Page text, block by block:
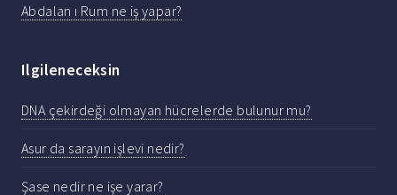
Abdalan ı Rum ne iş yapar?
Ilgileneceksin
DNA çekirdeği olmayan hücrelerde bulunur mu?
Asur da sarayın işlevi nedir?
Şase nedir ne işe yarar?